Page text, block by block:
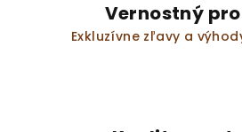
Vernostný
Exkluzívne zľavy a